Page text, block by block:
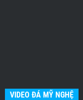
VIDEO ĐÁ MỸ NGHỆ